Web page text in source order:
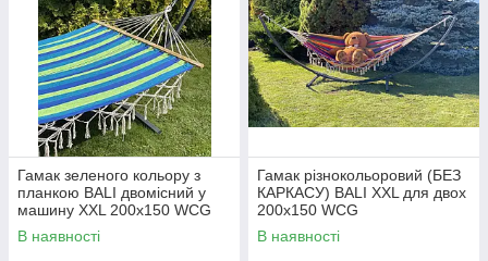
Гамак зеленого кольору з
планкою BALI двомісний у
машину XXL 200х150 WCG
(БЕЗ КАРКАСУ)
В наявності
Гамак різнокольоровий (БЕЗ
КАРКАСУ) BALI XXL для двох
200х150 WCG
В наявності